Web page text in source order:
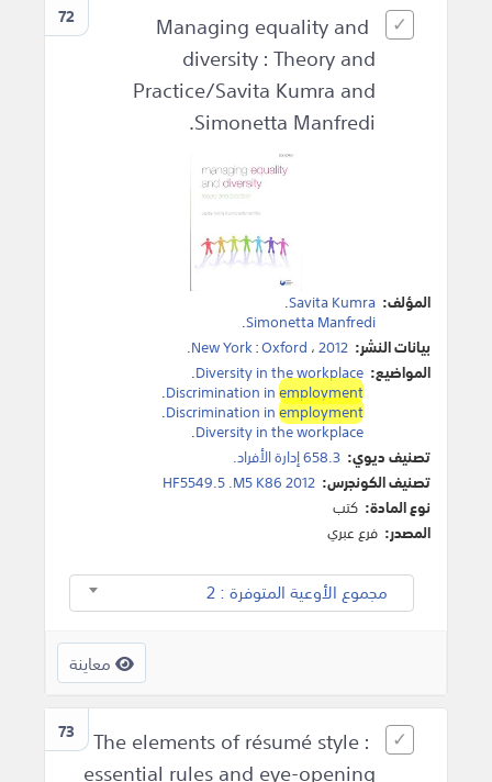
72
Managing equality and
diversity : Theory and
Practice/Savita Kumra and
Simonetta Manfredi.
المؤلف: Savita Kumra
.
Simonetta Manfredi
.
بيانات النشر:
New York:Oxford ،2012
.
المواضيع: Diversity in the workplace
.
Discrimination inemployment
.
Discrimination inemployment
.
Diversity in the workplace
.
تصنيف ديوي: 658.3 إدارة الأفراد.
تصنيف الكونجرس: HF5549.5 .M5 K86 2012
نوع المادة: كتب
المصدر: فرع عبري
مجموع الأوعية المتوفرة : 2
معاينة
73
The elements of résumé style :
essential rules and eye-opening